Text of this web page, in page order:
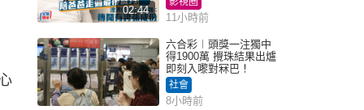
02:44
11小時前
六合彩︱頭獎一注獨中
得1900萬 攪珠結果出爐
即刻入嚟對冧巴！
社會
8小時前